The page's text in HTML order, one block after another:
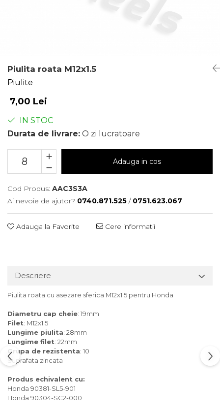
Piulita roata M12x1.5
Piulite
7,00 Lei
IN STOC
Durata de livrare: O zi lucratoare
Adauga in cos
Cod Produs: AAC3S3A
Ai nevoie de ajutor? 0740.871.525 / 0751.623.067
Adauga la Favorite Cere informatii
Descriere
Piulita roata cu asezare sferica M12x1.5 pentru Honda
Diametru cap cheie: 19mm
Filet: M12x1.5
Lungime piulita: 28mm
Lungime filet: 22mm
Grupa de rezistenta: 10
Suprafata zincata
Produs echivalent cu:
Honda 90381-SL5-901
Honda 90304-SC2-000